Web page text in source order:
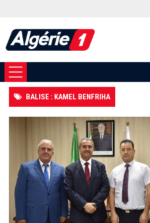
BALISE : KAMEL BENFRIHA